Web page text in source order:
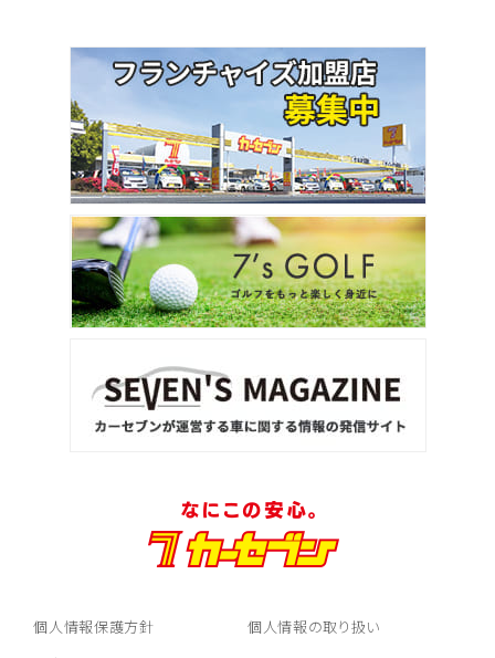
個人情報保護方針
個人情報の取り扱い